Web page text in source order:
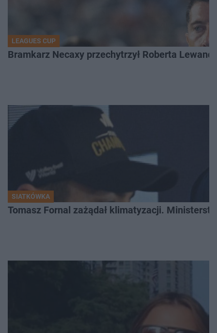
LEAGUES CUP
Bramkarz Necaxy przechytrzył Roberta
SIATKÓWKA
Tomasz Fornal zażądał klimatyzacji.